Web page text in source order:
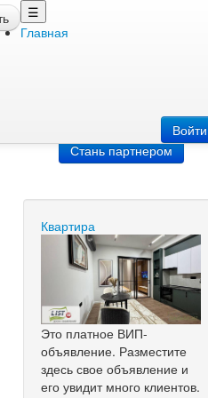
☰
Главная
Войти
Стань партнером
Квартира
Это платное ВИП-
объявление. Разместите
здесь свое объявление и
его увидит много клиентов.